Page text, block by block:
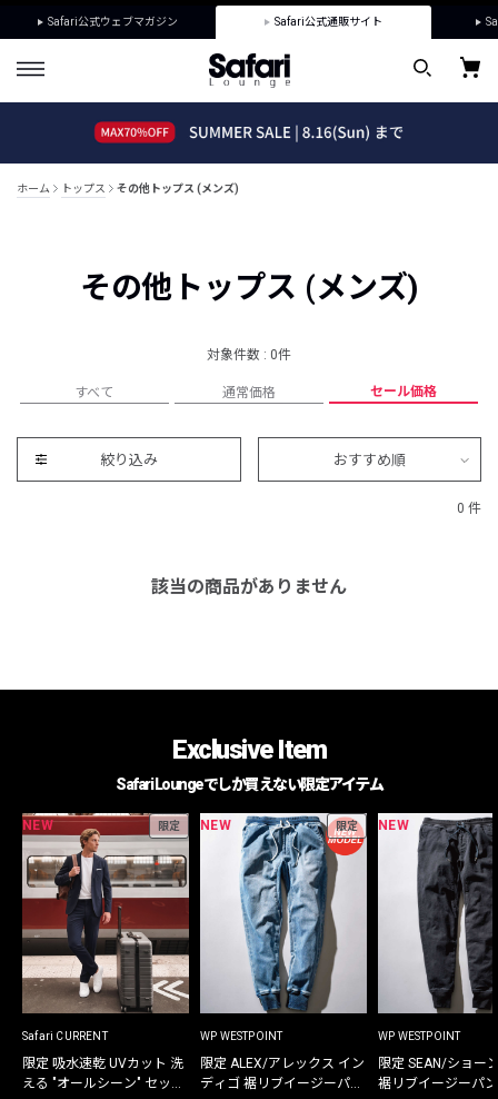
Safari公式ウェブマガジン Safari公式通販サイト
ホーム トップス その他トップス (メンズ)
その他トップス (メンズ)
対象件数 : 0件
すべて 通常価格 セール価格
絞り込み おすすめ順
0 件
該当の商品がありません
Exclusive Item
Safari Loungeでしか買えない限定アイテム
NEW 限定
Safari CURRENT
限定 吸水速乾 UVカット 洗
える "オールシーン" セット
NEW 限定
WP WESTPOINT
限定 ALEX/アレックス イン
ディゴ 裾リブイージーパン
NEW
WP WESTPOINT
限定 SEAN/ショー
裾リブイージーパ